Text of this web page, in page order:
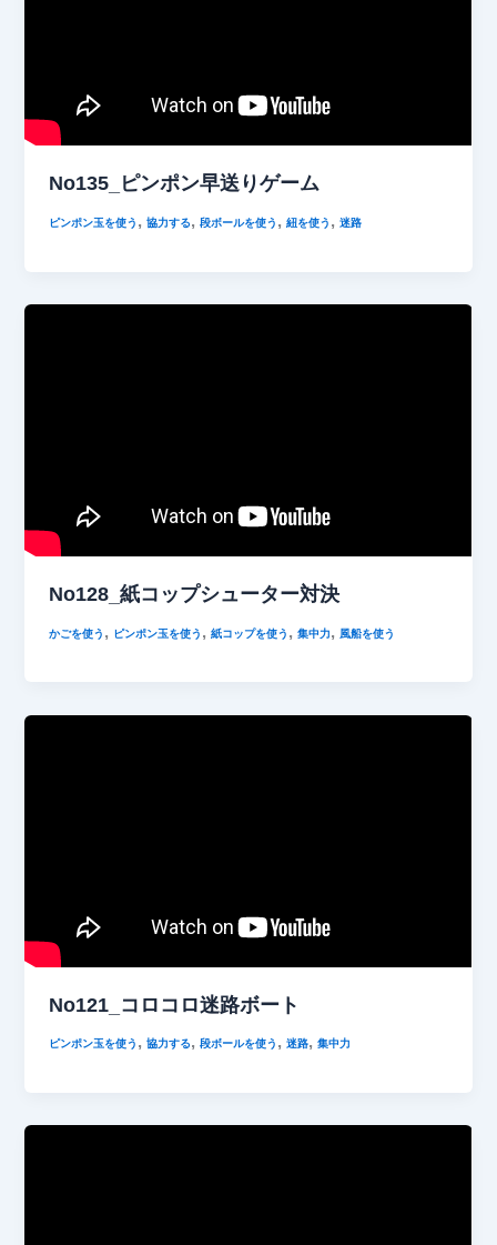
No135_ピンポン早送りゲーム
ピンポン玉を使う ,協力する,段ボールを使う ,紐を使う ,迷路
No128_紙コップシューター対決
かごを使う , ピンポン玉を使う ,紙コップを使う ,集中力, 風船を使う
No121_コロコロ迷路ボート
ピンポン玉を使う ,協力する,段ボールを使う ,迷路,集中力